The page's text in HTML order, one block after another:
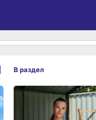
В раздел